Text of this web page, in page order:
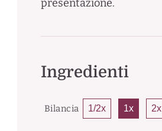
presentazione.
Ingredienti
Bilancia 1/2x 1x 2x